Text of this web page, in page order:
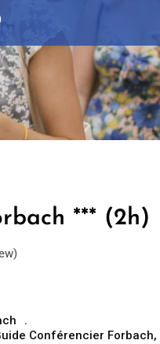
*** (2h)
Conférencier Forbach,